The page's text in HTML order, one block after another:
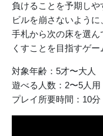
負けることを予期しや
ビルを崩さないように
手札から次の床を選
くすことを目指すゲー
対象年齢：5才〜大人
遊べる人数：2〜5人用
プレイ所要時間：10分